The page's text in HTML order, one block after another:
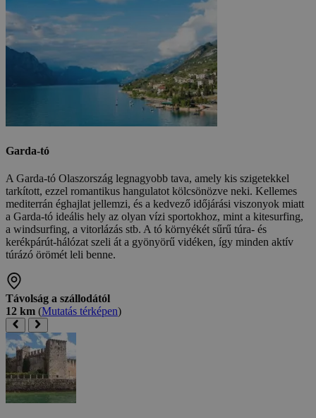
Garda-tó
A Garda-tó Olaszország legnagyobb tava, amely kis szigetekkel
tarkított, ezzel romantikus hangulatot kölcsönözve neki. Kellemes
mediterrán éghajlat jellemzi, és a kedvező időjárási viszonyok miatt
a Garda-tó ideális hely az olyan vízi sportokhoz, mint a kitesurfing,
a windsurfing, a vitorlázás stb. A tó környékét sűrű túra- és
kerékpárút-hálózat szeli át a gyönyörű vidéken, így minden aktív
túrázó örömét leli benne.
Távolság a szállodától
12 km (Mutatás térképen)